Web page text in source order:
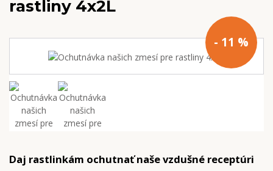
rastliny 4x2L
- 11 %
Daj rastlinkám ochutnať naše vzdušné receptúri